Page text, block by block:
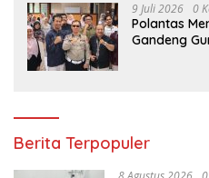
9 Juli 2026 0
Polantas
Gandeng
Berita Terpopuler